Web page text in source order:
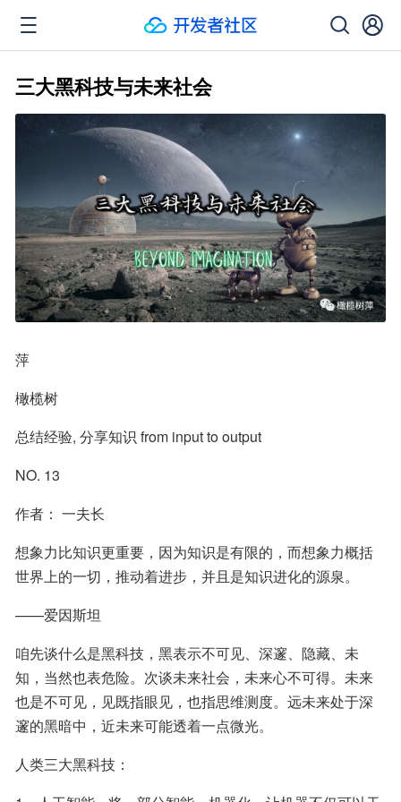
三大黑科技与未来社会
萍
橄榄树
总结经验, 分享知识 from input to output
NO. 13
作者： 一夫长
想象力比知识更重要，因为知识是有限的，而想象力概括
世界上的一切，推动着进步，并且是知识进化的源泉。
——爱因斯坦
咱先谈什么是黑科技，黑表示不可见、深邃、隐藏、未
知，当然也表危险。次谈未来社会，未来心不可得。未来
也是不可见，见既指眼见，也指思维测度。远未来处于深
邃的黑暗中，近未来可能透着一点微光。
人类三大黑科技：